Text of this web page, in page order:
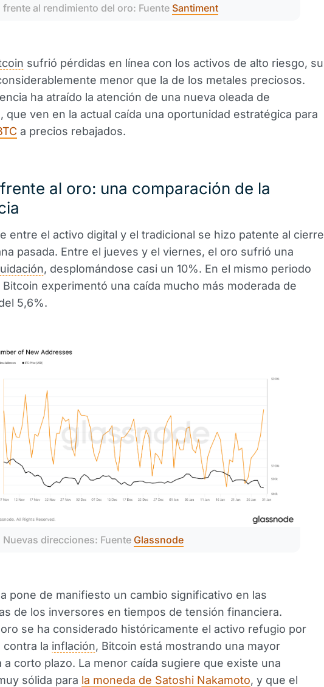
frente al rendimiento del oro: Fuente Santiment
sufrió pérdidas en línea con los activos de alto riesgo, su
menor que la de los metales preciosos.
ha atraído la atención de una nueva oleada de
que ven en la actual caída una oportunidad estratégica para
a precios rebajados.
al oro: una comparación de la
entre el activo digital y el tradicional se hizo patente al cierre
pasada. Entre el jueves y el viernes, el oro sufrió una
, desplomándose casi un 10%. En el mismo periodo
experimentó una caída mucho más moderada de
5,6%.
Nuevas direcciones: Fuente Glassnode
pone de manifiesto un cambio significativo en las
de los inversores en tiempos de tensión financiera.
se ha considerado históricamente el activo refugio por
contra la inflación, Bitcoin está mostrando una mayor
a corto plazo. La menor caída sugiere que existe una
sólida para la moneda de Satoshi Nakamoto, y que el